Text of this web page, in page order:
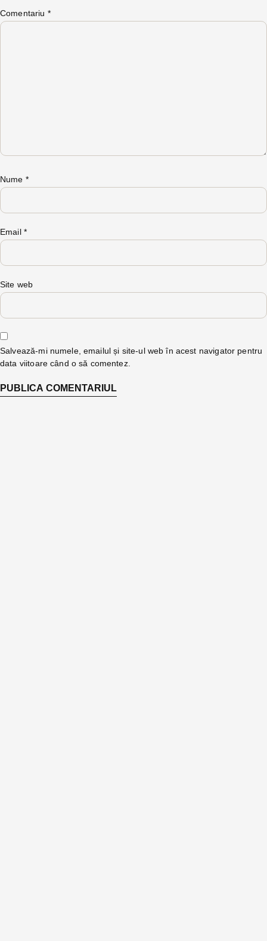
Comentariu *
Nume *
Email *
Site web
Salvează-mi numele, emailul și site-ul web în acest navigator pentru
data viitoare când o să comentez.